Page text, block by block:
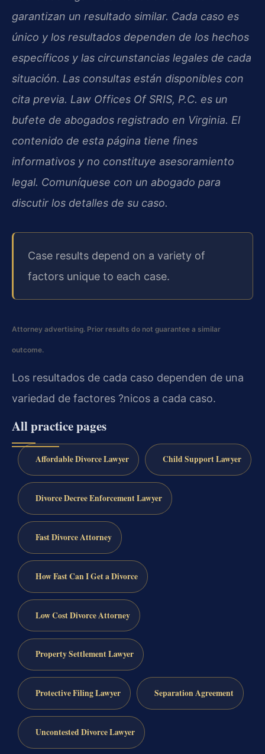
garantizan un resultado similar. Cada caso es
único y los resultados dependen de los hechos
específicos y las circunstancias legales de cada
situación. Las consultas están disponibles con
cita previa. Law Offices Of SRIS, P.C. es un
bufete de abogados registrado en Virginia. El
contenido de esta página tiene fines
informativos y no constituye asesoramiento
legal. Comuníquese con un abogado para
discutir los detalles de su caso.
Case results depend on a variety of
factors unique to each case.
Attorney advertising. Prior results do not guarantee a similar
outcome.
Los resultados de cada caso dependen de una
variedad de factores ?nicos a cada caso.
All practice pages
Affordable Divorce Lawyer Child Support Lawyer
Divorce Decree Enforcement Lawyer
Fast Divorce Attorney
How Fast Can I Get a Divorce
Low Cost Divorce Attorney
Property Settlement Lawyer
Protective Filing Lawyer Separation Agreement
Uncontested Divorce Lawyer